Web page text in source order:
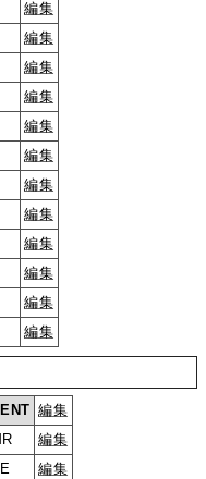
編集
編集
編集
編集
編集
編集
編集
編集
編集
編集
編集
編集
編集
編集
編集